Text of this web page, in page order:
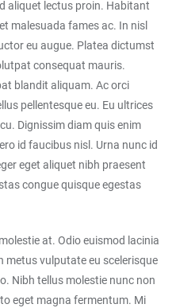
aliquet lectus proin. Habitant
malesuada fames ac. In nisl
eu augue. Platea dictumst
consequat mauris.
blandit aliquam. Ac orci
pellentesque eu. Eu ultrices
Dignissim diam quis enim
id faucibus nisl. Urna nunc id
eget aliquet nibh praesent
congue quisque egestas
at. Odio euismod lacinia
metus vulputate eu scelerisque
Nibh tellus molestie nunc non
eget magna fermentum. Mi